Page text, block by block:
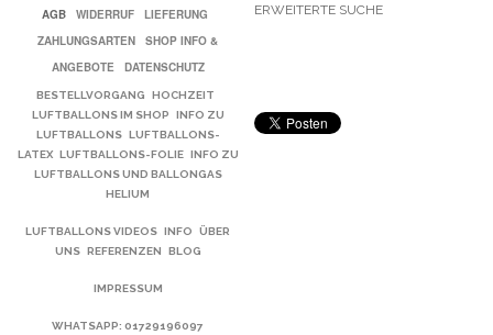
AGB
WIDERRUF
LIEFERUNG
ZAHLUNGSARTEN
SHOP INFO &
ANGEBOTE
DATENSCHUTZ
BESTELLVORGANG
HOCHZEIT
LUFTBALLONS IM SHOP
INFO ZU
LUFTBALLONS LUFTBALLONS-
LATEX LUFTBALLONS-FOLIE INFO ZU
LUFTBALLONS UND BALLONGAS
HELIUM
LUFTBALLONS VIDEOS INFO
ÜBER
UNS REFERENZEN BLOG
IMPRESSUM
WHATSAPP: 01729196097
ERWEITERTE SUCHE